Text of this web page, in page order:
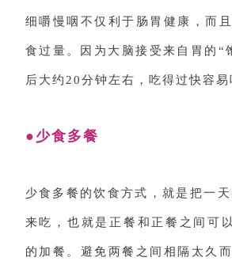
细嚼慢咽不仅利于肠胃健康，而
食过量。因为大脑接受来自胃的“
后大约20分钟左右，吃得过快容易
●少食多餐
少食多餐的饮食方式，就是把一
来吃，也就是正餐和正餐之间可
的加餐。避免两餐之间相隔太久